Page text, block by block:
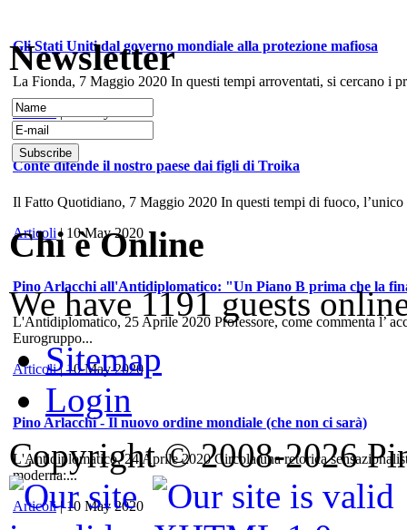
Gli Stati Uniti dal governo mondiale alla protezione mafiosa
La Fionda, 7 Maggio 2020 In questi tempi arroventati, si cercano i
Articoli
Conte difende il nostro paese dai figli di Troika
Il Fatto Quotidiano, 7 Maggio 2020 In questi tempi di fuoco,
Articoli| 10 May 2020
Pino Arlacchi all'Antidiplomatico: "Un Piano B prima che la
L'Antidiplomatico, 25 Aprile 2020 Professore, come commenta l’
Eurogruppo...
Articoli| 10 May 2020
Pino Arlacchi - Il nuovo ordine mondiale (che non ci sarà)
L'Antidiplomatico, 24 Aprile 2020 Circola una retorica
moderna:...
Articoli| 10 May 2020
Newsletter
Chi è Online
We have 1191 guests
Sitemap
Login
Copyright © 2008-2026